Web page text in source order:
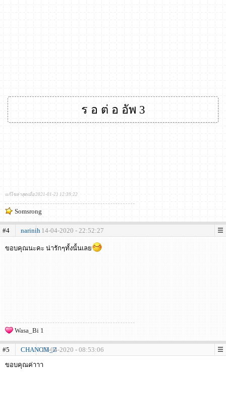
ร อ ต่ อ อัพ 3
แก้ไขล่าสุดเมื่อ 2021-01-21 12:39:22
Somsrong
#4 narinih 14-04-2020 - 22:52:27
ขอบคุณนะคะ น่ารักๆทั้งนั้นเลย
Wasa_Bi 1
#5 CHANOM_Z15-04-2020 - 08:53:06
ขอบคุณค่าาา